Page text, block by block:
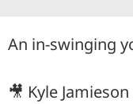
An in-swinging
🎥 Kyle